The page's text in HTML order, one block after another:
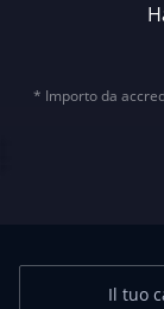
* Importo da
Il tuo